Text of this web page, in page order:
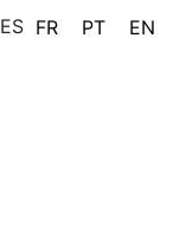
ES FR PT
EN